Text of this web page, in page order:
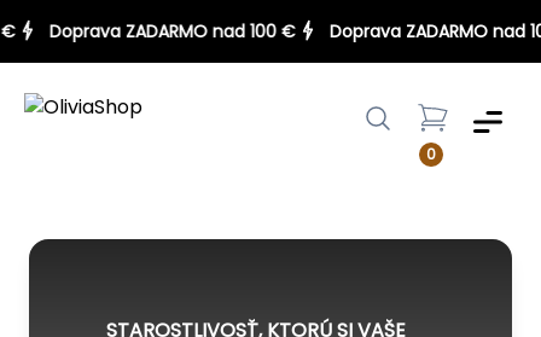
€ Doprava ZADARMO nad 100 € Doprava ZADARMO
0
Menu
STAROSTLIVOSŤ, KTORÚ SI VAŠE